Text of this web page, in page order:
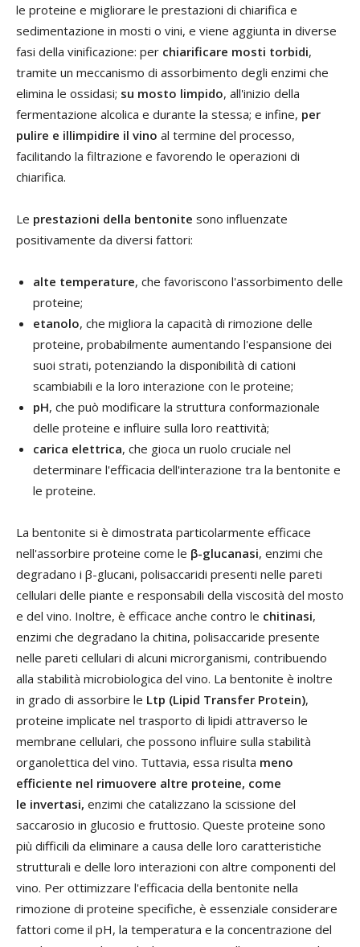
le proteine e migliorare le prestazioni di chiarifica e
sedimentazione in mosti o vini, e viene aggiunta in diverse
fasi della vinificazione: per chiarificare mosti torbidi,
tramite un meccanismo di assorbimento degli enzimi che
elimina le ossidasi; su mosto limpido, all'inizio della
fermentazione alcolica e durante la stessa; e infine, per
pulire e illimpidire il vino al termine del processo,
facilitando la filtrazione e favorendo le operazioni di
chiarifica.
Le prestazioni della bentonite sono influenzate
positivamente da diversi fattori:
alte temperature, che favoriscono l'assorbimento delle
proteine;
etanolo, che migliora la capacità di rimozione delle
proteine, probabilmente aumentando l'espansione dei
suoi strati, potenziando la disponibilità di cationi
scambiabili e la loro interazione con le proteine;
pH, che può modificare la struttura conformazionale
delle proteine e influire sulla loro reattività;
carica elettrica, che gioca un ruolo cruciale nel
determinare l'efficacia dell'interazione tra la bentonite e
le proteine.
La bentonite si è dimostrata particolarmente efficace
nell'assorbire proteine come le β-glucanasi, enzimi che
degradano i β-glucani, polisaccaridi presenti nelle pareti
cellulari delle piante e responsabili della viscosità del mosto
e del vino. Inoltre, è efficace anche contro le chitinasi,
enzimi che degradano la chitina, polisaccaride presente
nelle pareti cellulari di alcuni microrganismi, contribuendo
alla stabilità microbiologica del vino. La bentonite è inoltre
in grado di assorbire le Ltp (Lipid Transfer Protein),
proteine implicate nel trasporto di lipidi attraverso le
membrane cellulari, che possono influire sulla stabilità
organolettica del vino. Tuttavia, essa risulta meno
efficiente nel rimuovere altre proteine, come
le invertasi, enzimi che catalizzano la scissione del
saccarosio in glucosio e fruttosio. Queste proteine sono
più difficili da eliminare a causa delle loro caratteristiche
strutturali e delle loro interazioni con altre componenti del
vino. Per ottimizzare l'efficacia della bentonite nella
rimozione di proteine specifiche, è essenziale considerare
fattori come il pH, la temperatura e la concentrazione del